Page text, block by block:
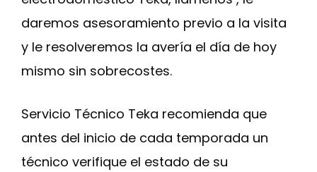
daremos asesoramiento previo a la visita
y le resolveremos la avería el día de hoy
mismo sin sobrecostes.
Servicio Técnico Teka recomienda que
antes del inicio de cada temporada un
técnico verifique el estado de su